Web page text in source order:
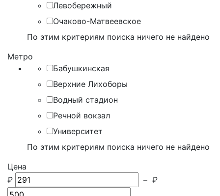
Левобережный
Очаково-Матвеевское
По этим критериям поиска ничего не найдено
Метро
Бабушкинская
Верхние Лихоборы
Водный стадион
Речной вокзал
Университет
По этим критериям поиска ничего не найдено
Цена
₽
– ₽